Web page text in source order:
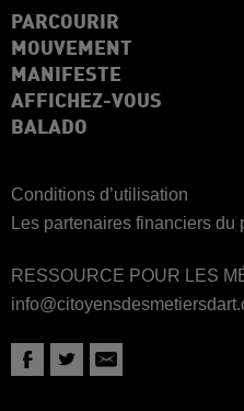
PARCOURIR
MOUVEMENT
MANIFESTE
AFFICHEZ-VOUS
BALADO
Conditions d’utilisation
Les partenaires financiers du
RESSOURCE POUR LES